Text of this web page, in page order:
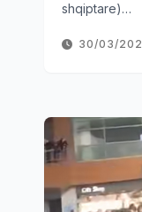
shqiptare)…
30/03/